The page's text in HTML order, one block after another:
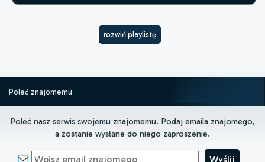
rozwiń playlistę
Poleć znajomemu
Poleć nasz serwis swojemu znajomemu. Podaj emaila znajomego,
a zostanie wysłane do niego zaproszenie.